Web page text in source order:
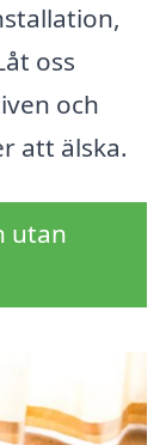
oss
och
att älska.
utan